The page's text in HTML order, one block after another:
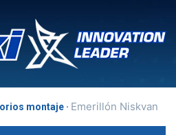
montaje Emerillón Niskvan